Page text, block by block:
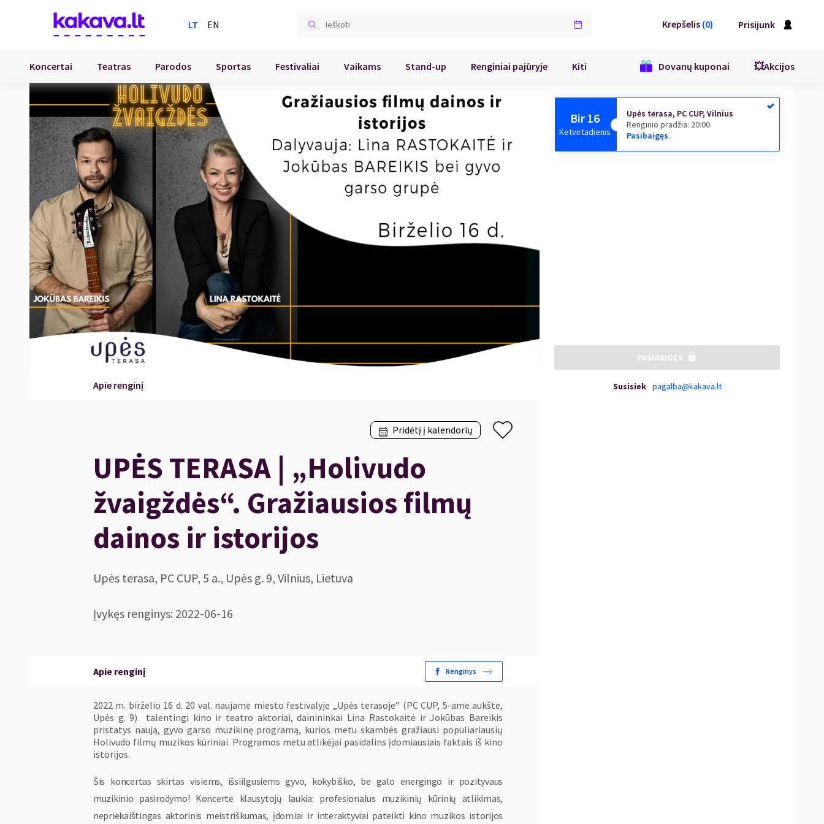
LT EN Krepšelis (0) Prisijunk
Koncertai Teatras Parodos Sportas Festivaliai Vaikams Stand-up Renginiai pajūryje Kiti Dovanų kuponai 💥Akcijos
Apie renginį
Pridėtį į kalendorių
UPĖS TERASA | „Holivudo
žvaigždės“. Gražiausios filmų
dainos ir istorijos
Upės terasa, PC CUP, 5 a., Upės g. 9, Vilnius, Lietuva
Įvykęs renginys: 2022-06-16
Apie renginį Renginys
2022 m. birželio 16 d. 20 val. naujame miesto festivalyje „Upės terasoje” (PC CUP, 5-ame aukšte,
Upės g. 9) talentingi kino ir teatro aktoriai, dainininkai Lina Rastokaitė ir Jokūbas Bareikis
pristatys naują, gyvo garso muzikinę programą, kurios metu skambės gražiausi populiariausių
Holivudo filmų muzikos kūriniai. Programos metu atlikėjai pasidalins įdomiausiais faktais iš kino
istorijos.
Šis koncertas skirtas visiems, išsiilgusiems gyvo, kokybiško, be galo energingo ir pozityvaus
muzikinio pasirodymo! Koncerte klausytojų laukia: profesionalus muzikinių kūrinių atlikimas,
nepriekaištingas aktorinis meistriškumas, įdomiai ir interaktyviai pateikti kino muzikos istorijos
Bir 16
Ketvirtadienis
Upės terasa, PC CUP, Vilnius
Renginio pradžia: 20:00
Pasibaigęs
PASIBAIGĘS
Susisiek pagalba@kakava.lt